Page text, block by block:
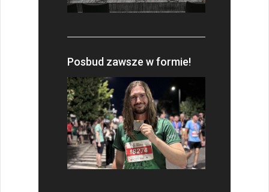
Posbud zawsze w formie!